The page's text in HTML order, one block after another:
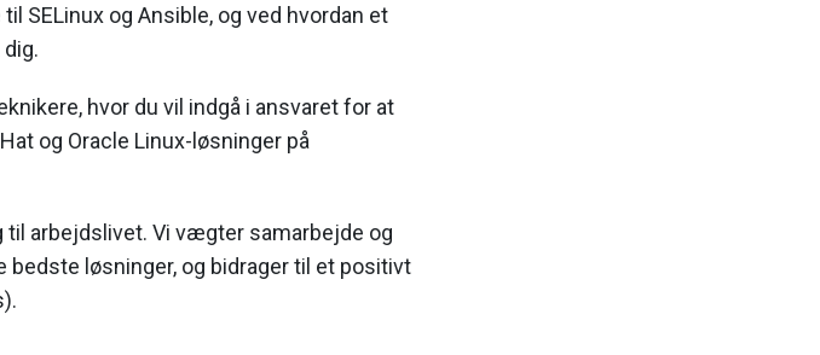
SELinux og Ansible, og ved hvordan et
hvor du vil indgå i ansvaret for at
og Oracle Linux-løsninger på
til arbejdslivet. Vi vægter samarbejde og
bedste løsninger, og bidrager til et positivt